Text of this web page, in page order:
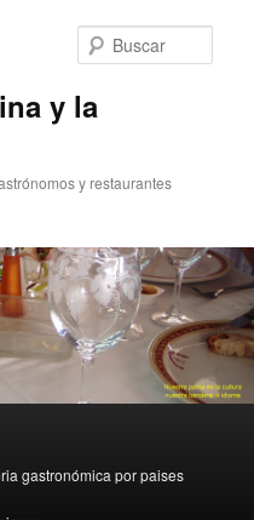
y la
y restaurantes
gastronómica por paises